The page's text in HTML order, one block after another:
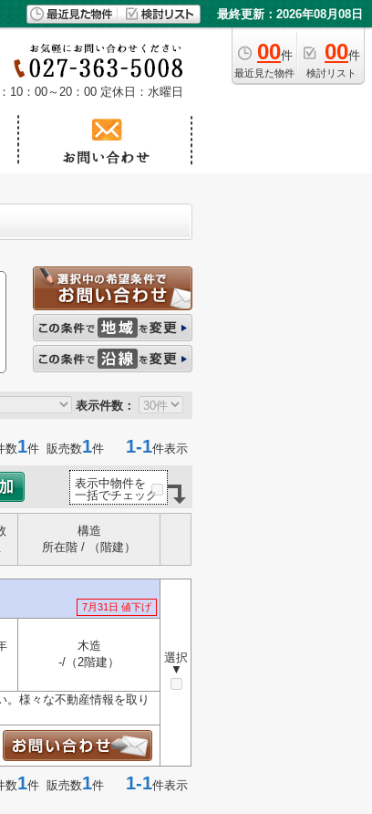
最終更新：2026年08月08日
00件
最近見た物件
00件
検討リスト
10：00～20：00 定休日：水曜日
表示件数：
数1件 販売数1件 1-1件表示
表示中物件を
一括でチェック
構造
所在階 / （階建）
7月31日 値下げ
選択
▼
木造
-/（2階建）
様々な不動産情報を取り
数1件 販売数1件 1-1件表示